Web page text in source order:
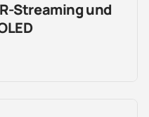
Streaming und